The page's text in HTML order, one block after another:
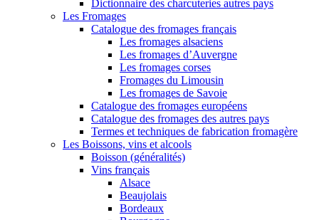
Dictionnaire des charcuteries autres pays
Les Fromages
Catalogue des fromages français
Les fromages alsaciens
Les fromages d’Auvergne
Les fromages corses
Fromages du Limousin
Les fromages de Savoie
Catalogue des fromages européens
Catalogue des fromages des autres pays
Termes et techniques de fabrication fromagère
Les Boissons, vins et alcools
Boisson (généralités)
Vins français
Alsace
Beaujolais
Bordeaux